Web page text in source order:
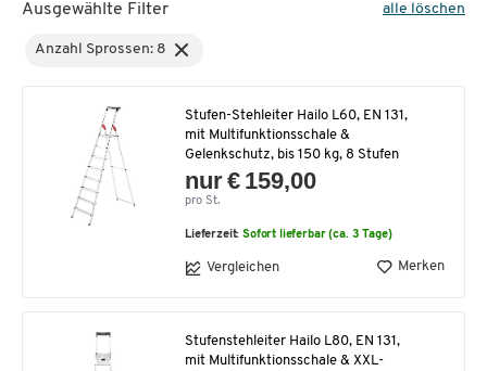
Ausgewählte Filter alle löschen
Anzahl Sprossen: 8
Stufen-Stehleiter Hailo L60, EN 131,
mit Multifunktionsschale &
Gelenkschutz, bis 150 kg, 8 Stufen
nur € 159,00
pro St.
Lieferzeit:Sofort lieferbar (ca. 3 Tage)
Vergleichen Merken
Stufenstehleiter Hailo L80, EN 131,
mit Multifunktionsschale & XXL-